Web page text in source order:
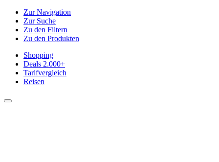
Zur Navigation
Zur Suche
Zu den Filtern
Zu den Produkten
Shopping
Deals 2.000+
Tarifvergleich
Reisen